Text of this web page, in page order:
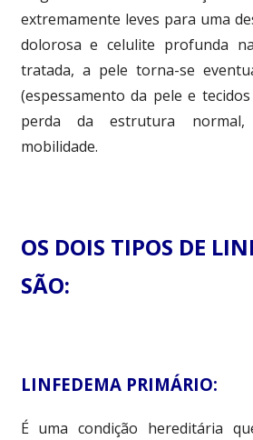
extremamente leves para uma
dolorosa e celulite profunda
tratada, a pele torna-se
(espessamento da pele e
perda da estrutura normal,
mobilidade.
OS DOIS TIPOS DE
SÃO:
LINFEDEMA PRIMÁRIO:
É uma condição hereditária